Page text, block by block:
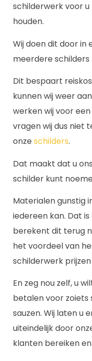
schilderwerk voor u
houden.
Wij doen dit door in
meerdere
Dit bespaart
kunnen wij weer
werken wij voor
vragen wij dus niet
onze schilders.
Dat maakt dat u
schilder kunt
Materialen gunstig
iedereen kan. Dat
berekent dit terug
het voordeel van
schilderwerk
En zeg nou zelf, u
betalen voor zoiets
sauzen. Wij laten u
uiteindelijk door
klanten bereiken